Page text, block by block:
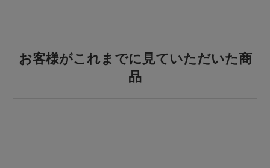
お客様がこれまでに見ていただいた商
品